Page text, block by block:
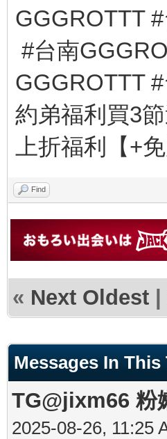
GGGROTTT
#台南
GGGROTTT
約弟福利買3
上折福利【+免
Find
« Next Oldest |
Messages In This
TG@jixm66 粉
2025-08-26, 11:25